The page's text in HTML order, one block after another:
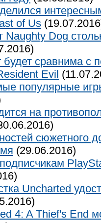
of Us
Naughty Dog
сравнима с
Evil
популярные
на
сюжетного
(29.06.2016)
Uncharted
4: A Thief's End